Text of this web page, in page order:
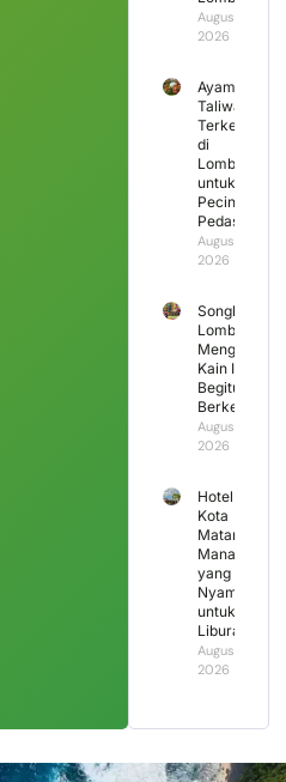
August 7,
2026
Ayam
Taliwang
Terkenal
di
Lombok
untuk
Pecinta
Pedas
August 6,
2026
Songket
Lombok
Mengapa
Kain Ini
Begitu
Berkesan?
August 5,
2026
Hotel di
Kota
Mataram
Mana
yang
Nyaman
untuk
Liburan?
August 4,
2026